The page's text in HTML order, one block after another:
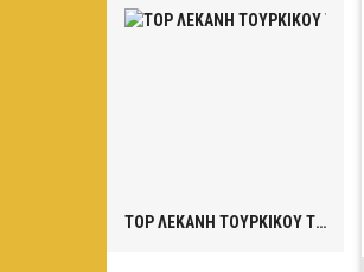
TOP ΛΕΚΑΝΗ ΤΟΥΡΚΙΚΟΥ ΤΥΠΟΥ